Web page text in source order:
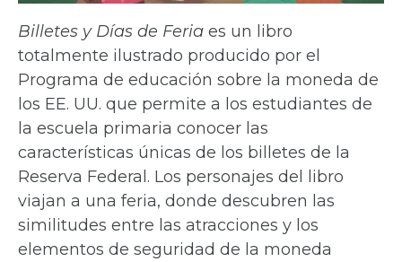
Billetes y Días de Feria es un libro
totalmente ilustrado producido por el
Programa de educación sobre la moneda de
los EE. UU. que permite a los estudiantes de
la escuela primaria conocer las
características únicas de los billetes de la
Reserva Federal. Los personajes del libro
viajan a una feria, donde descubren las
similitudes entre las atracciones y los
elementos de seguridad de la moneda